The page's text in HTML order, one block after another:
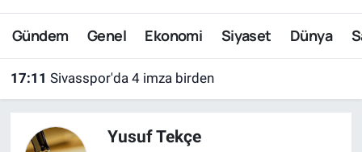
Gündem Genel Ekonomi Siyaset Dünya
17:11 Sivasspor'da 4 imza birden
Yusuf Tekçe
Hava Durumu
Süper Lig Puan Durumu ve Fikstür